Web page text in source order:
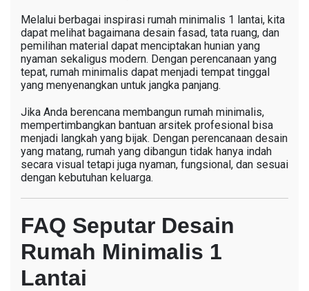
Melalui berbagai inspirasi rumah minimalis 1 lantai, kita
dapat melihat bagaimana desain fasad, tata ruang, dan
pemilihan material dapat menciptakan hunian yang
nyaman sekaligus modern. Dengan perencanaan yang
tepat, rumah minimalis dapat menjadi tempat tinggal
yang menyenangkan untuk jangka panjang.
Jika Anda berencana membangun rumah minimalis,
mempertimbangkan bantuan arsitek profesional bisa
menjadi langkah yang bijak. Dengan perencanaan desain
yang matang, rumah yang dibangun tidak hanya indah
secara visual tetapi juga nyaman, fungsional, dan sesuai
dengan kebutuhan keluarga.
FAQ Seputar Desain
Rumah Minimalis 1
Lantai